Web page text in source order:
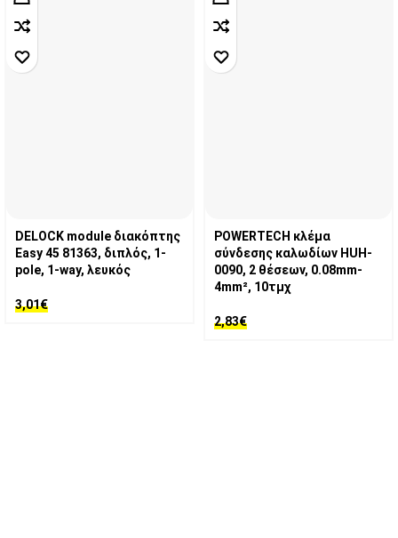
DELOCK module διακόπτης
Easy 45 81363, διπλός, 1-
pole, 1-way, λευκός
3,01€
POWERTECH κλέμα
σύνδεσης καλωδίων HUH-
0090, 2 θέσεων, 0.08mm-
4mm², 10τμχ
2,83€